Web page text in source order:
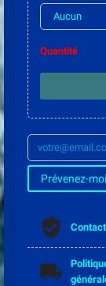
Quantité
Prévenez-